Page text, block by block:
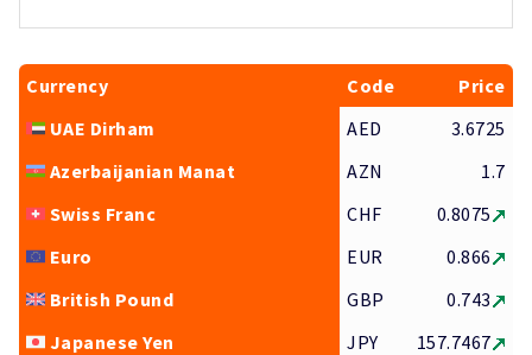
Currency Code
Price
UAE Dirham
AED
3.6725
Azerbaijanian Manat
AZN
1.7
Swiss Franc
CHF
0.8075
Euro
EUR
0.866
British Pound
GBP
0.743
Japanese Yen
JPY
157.7467